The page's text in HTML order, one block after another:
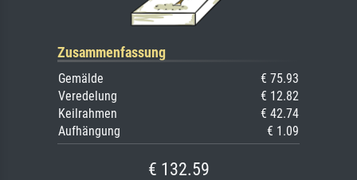
Zusammenfassung
Gemälde
€ 75.93
Veredelung
€ 12.82
Keilrahmen
€ 42.74
Aufhängung
€ 1.09
€ 132.59